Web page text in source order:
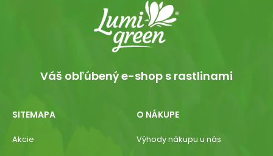
Váš obľúbený e-shop s rastlinami
SITEMAPA
Akcie
O NÁKUPE
Výhody nákupu u nás